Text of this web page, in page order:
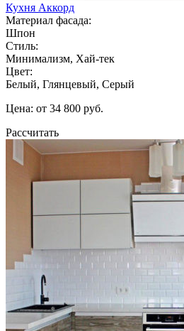
Кухня Аккорд
Материал фасада:
Шпон
Стиль:
Минимализм, Хай-тек
Цвет:
Белый, Глянцевый, Серый
Цена: от 34 800 руб.
Рассчитать